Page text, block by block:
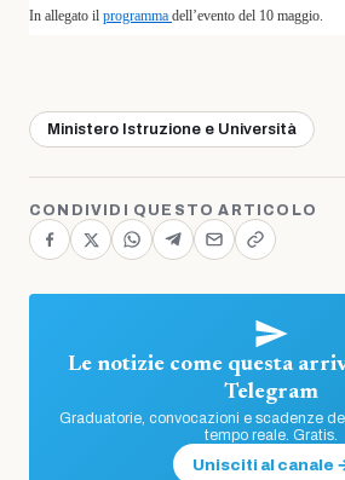
In allegato il programma dell’evento del 10 maggio.
Ministero Istruzione e Università
CONDIVIDI QUESTO ARTICOLO
Le notizie come questa
Telegram
Graduatorie, convocazioni e scadenze
tempo reale. Gratis.
Unisciti al canale